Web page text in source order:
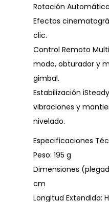
Rotación
Efectos
clic.
Control Remoto
modo, obturador y
gimbal.
Estabilización
vibraciones y
nivelado.
Especificaciones
Peso: 195 g
Dimensiones
cm
Longitud Extendida: